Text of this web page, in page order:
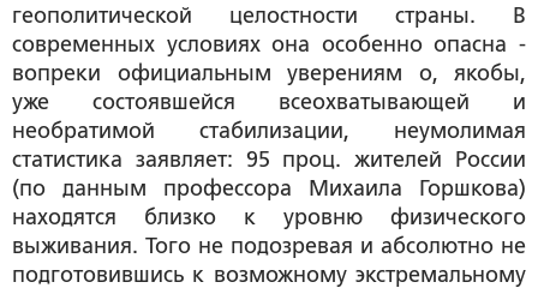
геополитической целостности страны. В
современных условиях она особенно опасна -
вопреки официальным уверениям о, якобы,
уже состоявшейся всеохватывающей и
необратимой стабилизации, неумолимая
статистика заявляет: 95 проц. жителей России
(по данным профессора Михаила Горшкова)
находятся близко к уровню физического
выживания. Того не подозревая и абсолютно не
подготовившись к возможному экстремальному